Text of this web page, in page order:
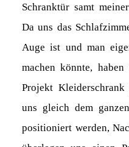
Schranktür samt
Da uns das
Auge ist und man
machen könnte,
Projekt
uns gleich dem
positioniert werden,